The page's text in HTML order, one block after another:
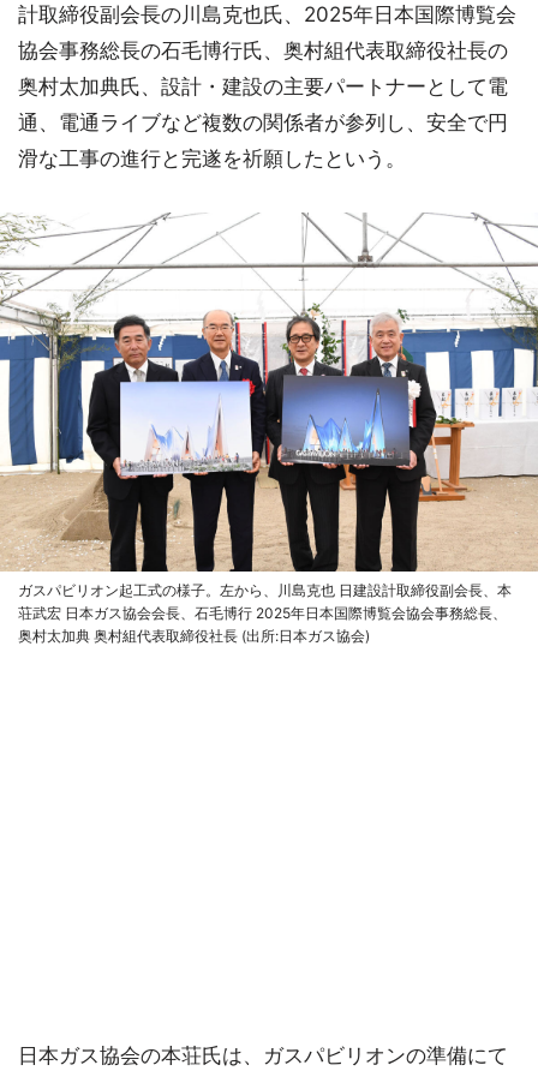
計取締役副会長の川島克也氏、2025年日本国際博覧会
協会事務総長の石毛博行氏、奥村組代表取締役社長の
奥村太加典氏、設計・建設の主要パートナーとして電
通、電通ライブなど複数の関係者が参列し、安全で円
滑な工事の進行と完遂を祈願したという。
ガスパビリオン起工式の様子。左から、川島克也 日建設計取締役副会長、本
荘武宏 日本ガス協会会長、石毛博行 2025年日本国際博覧会協会事務総長、
奥村太加典 奥村組代表取締役社長 (出所:日本ガス協会)
日本ガス協会の本荘氏は、ガスパビリオンの準備にて